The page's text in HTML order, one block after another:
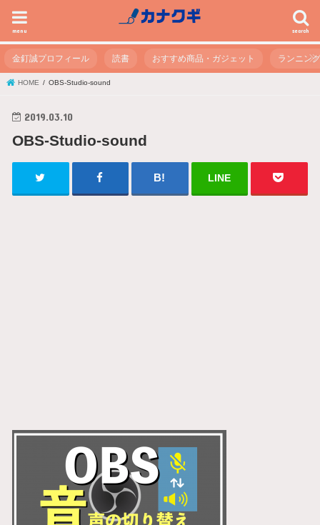
search
menu
金釘誠プロフィール 読書 おすすめ商品・ガジェット ランニング
HOME OBS-Studio-sound
2019.03.10
OBS-Studio-sound
LINE